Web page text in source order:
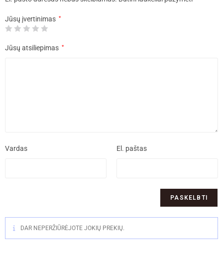
Jūsų įvertinimas *
Jūsų atsiliepimas *
Vardas El. paštas
DAR NEPERŽIŪRĖJOTE JOKIŲ PREKIŲ.